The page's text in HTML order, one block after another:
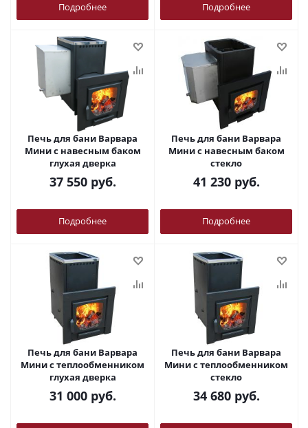
Подробнее Подробнее
Печь для бани Варвара
Мини с навесным баком
глухая дверка
37 550руб.
Подробнее
Печь для бани Варвара
Мини с навесным баком
стекло
41 230руб.
Подробнее
Печь для бани Варвара
Мини с теплообменником
глухая дверка
31 000руб.
Печь для бани Варвара
Мини с теплообменником
стекло
34 680руб.